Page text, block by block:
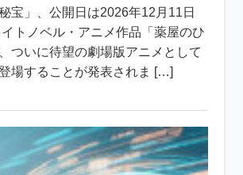
宝」、公開日は2026年12月11日
イトノベル・アニメ作品「薬屋のひ
ついに待望の劇場版アニメとして
場することが発表されま […]